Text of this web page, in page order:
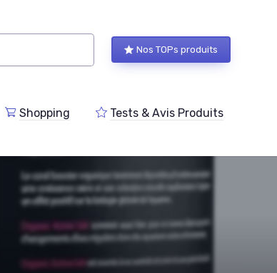
Nos TOPs produits
Shopping Tests & Avis Produits